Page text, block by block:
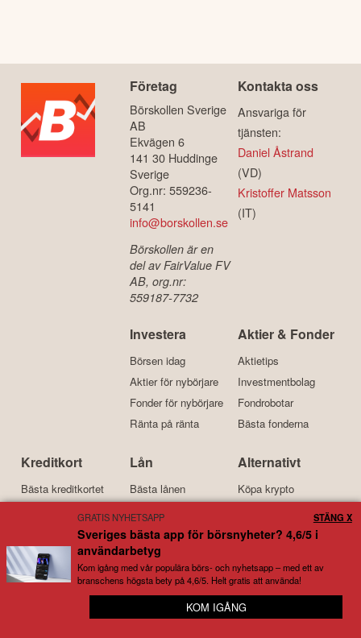
Företag
Börskollen Sverige
AB
Ekvägen 6
141 30 Huddinge
Sverige
Org.nr: 559236-
5141
info@borskollen.se
Börskollen är en
del av FairValue FV
AB, org.nr:
559187-7732
Kontakta oss
Ansvariga för
tjänsten:
Daniel Åstrand
(VD)
Kristoffer Matsson
(IT)
Investera
Börsen idag
Aktier för nybörjare
Fonder för nybörjare
Ränta på ränta
Aktier & Fonder
Aktietips
Investmentbolag
Fondrobotar
Bästa fonderna
Kreditkort
Bästa kreditkortet
Kreditkort med bonus
Bensinkort
Lån
Bästa lånen
Lån med låg ränta
Samla lån
Alternativt
Köpa krypto
Ethereum
Kort om oss
Börskollen är en prisvinnande nyhetstidning och tjänst för
😊 Full koll på snacket kring dina bolag
GRATIS NYHETSAPP
Sveriges bästa app för börsnyheter? 4,6/5 i
användarbetyg
Kom igång med vår populära börs- och nyhetsapp – med ett av
branschens högsta bety på 4,6/5. Helt gratis att använda!
KOM IGÅNG
STÄNG X